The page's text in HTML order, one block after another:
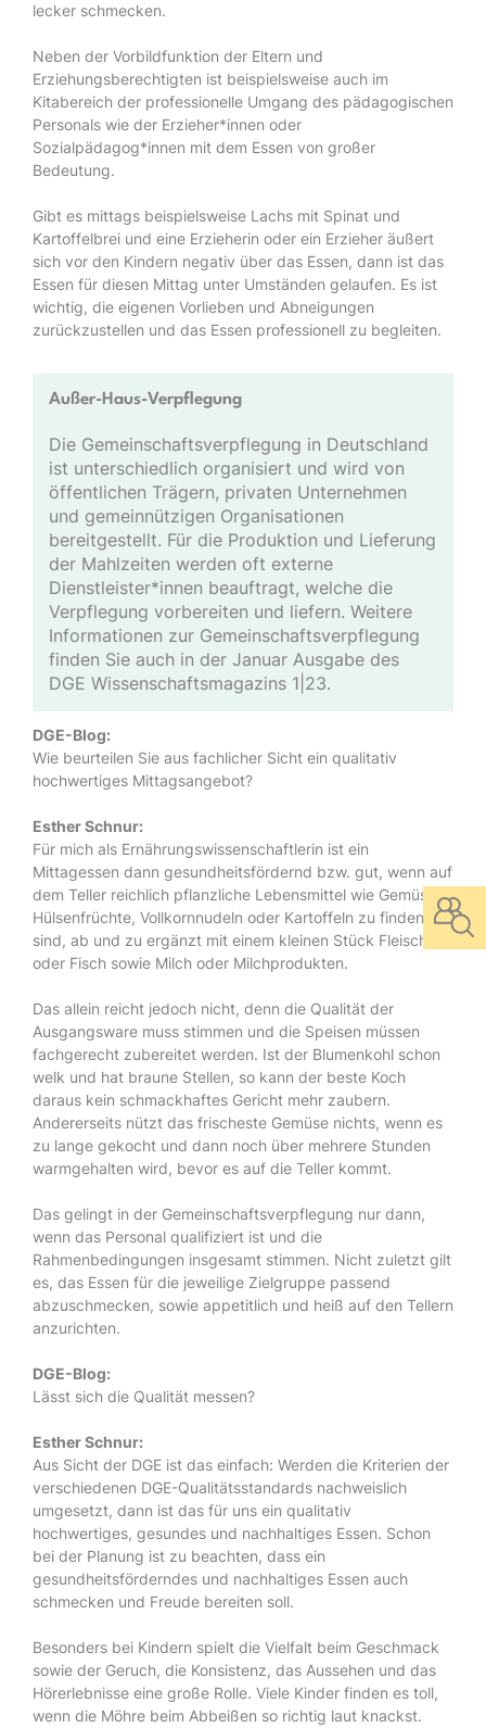
lecker schmecken.
Neben der Vorbildfunktion der Eltern und
Erziehungsberechtigten ist beispielsweise auch im
Kitabereich der professionelle Umgang des pädagogischen
Personals wie der Erzieher*innen oder
Sozialpädagog*innen mit dem Essen von großer
Bedeutung.
Gibt es mittags beispielsweise Lachs mit Spinat und
Kartoffelbrei und eine Erzieherin oder ein Erzieher äußert
sich vor den Kindern negativ über das Essen, dann ist das
Essen für diesen Mittag unter Umständen gelaufen. Es ist
wichtig, die eigenen Vorlieben und Abneigungen
zurückzustellen und das Essen professionell zu begleiten.
Außer-Haus-Verpflegung
Die Gemeinschaftsverpflegung in Deutschland
ist unterschiedlich organisiert und wird von
öffentlichen Trägern, privaten Unternehmen
und gemeinnützigen Organisationen
bereitgestellt. Für die Produktion und Lieferung
der Mahlzeiten werden oft externe
Dienstleister*innen beauftragt, welche die
Verpflegung vorbereiten und liefern. Weitere
Informationen zur Gemeinschaftsverpflegung
finden Sie auch in der Januar Ausgabe des
DGE Wissenschaftsmagazins 1|23.
DGE-Blog:
Wie beurteilen Sie aus fachlicher Sicht ein qualitativ
hochwertiges Mittagsangebot?
Esther Schnur:
Für mich als Ernährungswissenschaftlerin ist ein
Mittagessen dann gesundheitsfördernd bzw. gut, wenn auf
dem Teller reichlich pflanzliche Lebensmittel wie Gemüse,
Hülsenfrüchte, Vollkornnudeln oder Kartoffeln zu finden
sind, ab und zu ergänzt mit einem kleinen Stück Fleisch
oder Fisch sowie Milch oder Milchprodukten.
Das allein reicht jedoch nicht, denn die Qualität der
Ausgangsware muss stimmen und die Speisen müssen
fachgerecht zubereitet werden. Ist der Blumenkohl schon
welk und hat braune Stellen, so kann der beste Koch
daraus kein schmackhaftes Gericht mehr zaubern.
Andererseits nützt das frischeste Gemüse nichts, wenn es
zu lange gekocht und dann noch über mehrere Stunden
warmgehalten wird, bevor es auf die Teller kommt.
Das gelingt in der Gemeinschaftsverpflegung nur dann,
wenn das Personal qualifiziert ist und die
Rahmenbedingungen insgesamt stimmen. Nicht zuletzt gilt
es, das Essen für die jeweilige Zielgruppe passend
abzuschmecken, sowie appetitlich und heiß auf den Tellern
anzurichten.
DGE-Blog:
Lässt sich die Qualität messen?
Esther Schnur:
Aus Sicht der DGE ist das einfach: Werden die Kriterien der
verschiedenen DGE-Qualitätsstandards nachweislich
umgesetzt, dann ist das für uns ein qualitativ
hochwertiges, gesundes und nachhaltiges Essen. Schon
bei der Planung ist zu beachten, dass ein
gesundheitsförderndes und nachhaltiges Essen auch
schmecken und Freude bereiten soll.
Besonders bei Kindern spielt die Vielfalt beim Geschmack
sowie der Geruch, die Konsistenz, das Aussehen und das
Hörerlebnisse eine große Rolle. Viele Kinder finden es toll,
wenn die Möhre beim Abbeißen so richtig laut knackst.